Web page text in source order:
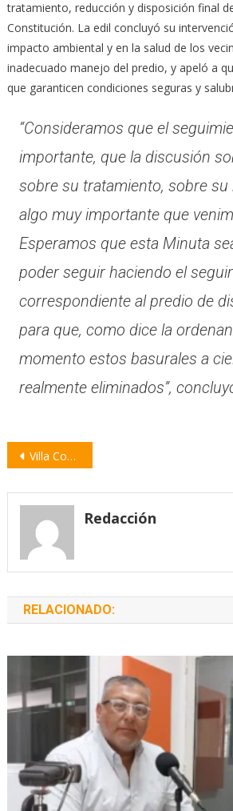
tratamiento, reducción y disposición final
Constitución. La edil concluyó su
impacto ambiental y en la salud de los
inadecuado manejo del predio, y apeló a
que garanticen condiciones seguras y
“Consideramos que el
importante, que la discusión
sobre su tratamiento, sobre su
algo muy importante que
Esperamos que esta Minuta
poder seguir haciendo el
correspondiente al predio de
para que, como dice la
momento estos basurales a
realmente eliminados”,
Navegación
entradas
Villa Constitución será el centro de un debate sobre el sindicalismo en la era Milei
Redacción
RELACIONADO: